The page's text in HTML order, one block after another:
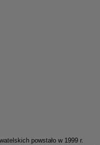
powstało w 1999 r.